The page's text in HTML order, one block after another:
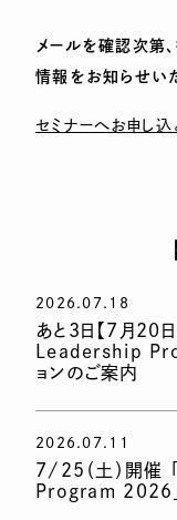
メールを確認次第
情報をお知らせい
セミナーへお申し込
2026.07.18
あと3日【7月20
Leadership
ョンのご案内
2026.07.11
7/25（土）開
Program 2026